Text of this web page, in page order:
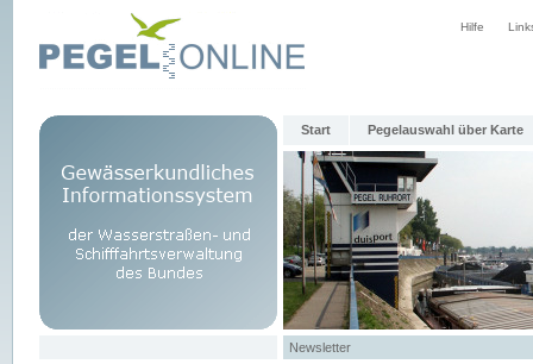
Hilfe
Start Pegelauswahl über Karte
Newsletter